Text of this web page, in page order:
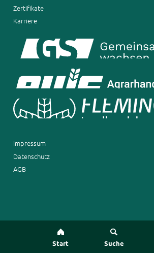
Zertifikate
Karriere
Impressum
Datenschutz
AGB
Start Suche